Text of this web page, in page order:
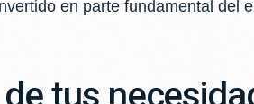
en parte fundamental del
tus